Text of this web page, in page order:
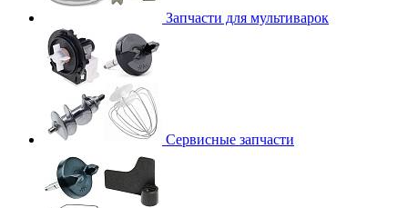
Запчасти для мультиварок
Сервисные запчасти